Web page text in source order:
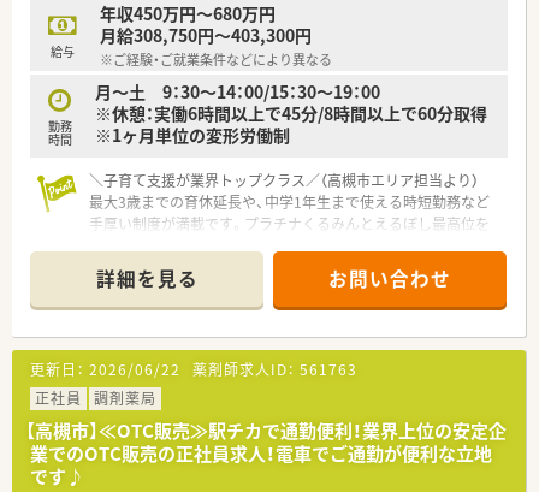
事務3名
実施できるよう、時間もしっかり確保されています。
＼＼ こんな薬局です☆ ／／
■阪急高槻市駅から車で8分の立地♪
■閑静な住宅街にあり、広い駐車場も完備されています
■お車通勤が便利です！
＼＼ こんな方にオススメです☆ ／／
■セルフメディケーションに携わりたい方！
■OTC販売のご経験を活かしたい方！
給与
年収450万円～680万円
月給308,750円～403,300円
※ご経験・ご就業条件などにより異なる
勤務
時間
月～土 9：30～14：00/15：30～19：00
※休憩：実働6時間以上で45分/8時間以上で60分取得
※1ヶ月単位の変形労働制
＼子育て支援が業界トップクラス／（高槻市エリア担当より）
最大3歳までの育休延長や、中学1年生まで使える時短勤務など
手厚い制度が満載です。プラチナくるみんとえるぼし最高位を
＊------------------------------------------＊
【店舗情報と応需状況について】
■阪急京都本線の富田駅から徒歩で2分ほどの非常に好立地な場
所にあり、駅前型店舗として毎日多くのお客様が来局されます。
■調剤業務の取り扱いがないOTC専門店であるため、処方箋の応
需枚数や特定の応需科目を気にすることなく業務に邁進できま
す。
■豊富なOTC医薬品や健康食品、サプリメントなどを幅広く取り
揃えており、地域の健康拠点として機能している店舗環境です。
詳細を見る お問い合わせ
更新日： 2026/06/22 薬剤師求人ID： 561763
正社員
調剤薬局
【高槻市】≪OTC販売≫駅チカで通勤便利！業界上位の安定企
業でのOTC販売の正社員求人！電車でご通勤が便利な立地
です♪